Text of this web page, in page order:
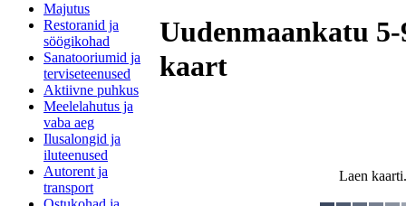
Majutus
Restoranid ja
söögikohad
Sanatooriumid ja
terviseteenused
Aktiivne puhkus
Meelelahutus ja
vaba aeg
Ilusalongid ja
iluteenused
Autorent ja
transport
Uudenmaankatu
kaart
Laen